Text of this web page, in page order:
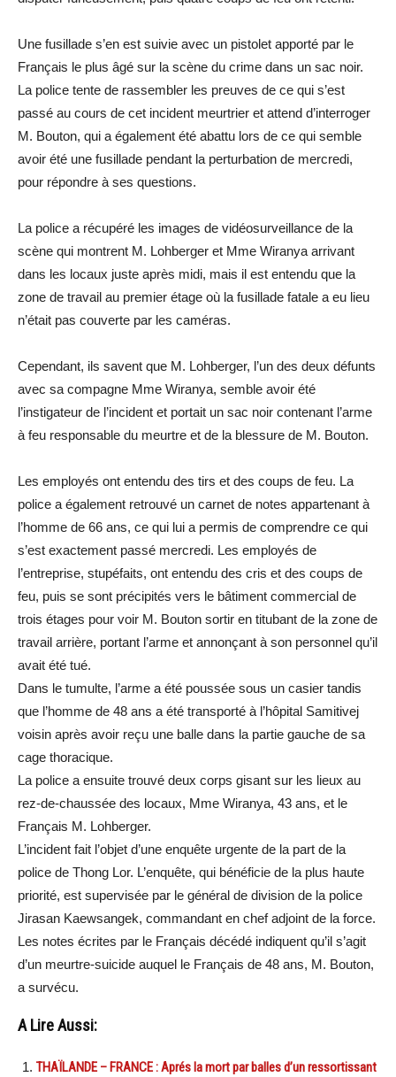
Une fusillade s’en est suivie avec un pistolet apporté par le
Français le plus âgé sur la scène du crime dans un sac noir.
La police tente de rassembler les preuves de ce qui s’est
passé au cours de cet incident meurtrier et attend d’interroger
M. Bouton, qui a également été abattu lors de ce qui semble
avoir été une fusillade pendant la perturbation de mercredi,
pour répondre à ses questions.
La police a récupéré les images de vidéosurveillance de la
scène qui montrent M. Lohberger et Mme Wiranya arrivant
dans les locaux juste après midi, mais il est entendu que la
zone de travail au premier étage où la fusillade fatale a eu lieu
n’était pas couverte par les caméras.
Cependant, ils savent que M. Lohberger, l’un des deux défunts
avec sa compagne Mme Wiranya, semble avoir été
l’instigateur de l’incident et portait un sac noir contenant l’arme
à feu responsable du meurtre et de la blessure de M. Bouton.
Les employés ont entendu des tirs et des coups de feu. La
police a également retrouvé un carnet de notes appartenant à
l’homme de 66 ans, ce qui lui a permis de comprendre ce qui
s’est exactement passé mercredi. Les employés de
l’entreprise, stupéfaits, ont entendu des cris et des coups de
feu, puis se sont précipités vers le bâtiment commercial de
trois étages pour voir M. Bouton sortir en titubant de la zone de
travail arrière, portant l’arme et annonçant à son personnel qu’il
avait été tué.
Dans le tumulte, l’arme a été poussée sous un casier tandis
que l’homme de 48 ans a été transporté à l’hôpital Samitivej
voisin après avoir reçu une balle dans la partie gauche de sa
cage thoracique.
La police a ensuite trouvé deux corps gisant sur les lieux au
rez-de-chaussée des locaux, Mme Wiranya, 43 ans, et le
Français M. Lohberger.
L’incident fait l’objet d’une enquête urgente de la part de la
police de Thong Lor. L’enquête, qui bénéficie de la plus haute
priorité, est supervisée par le général de division de la police
Jirasan Kaewsangek, commandant en chef adjoint de la force.
Les notes écrites par le Français décédé indiquent qu’il s’agit
d’un meurtre-suicide auquel le Français de 48 ans, M. Bouton,
a survécu.
A Lire Aussi:
THAÏLANDE – FRANCE : Aprés la mort par balles d’un ressortissant